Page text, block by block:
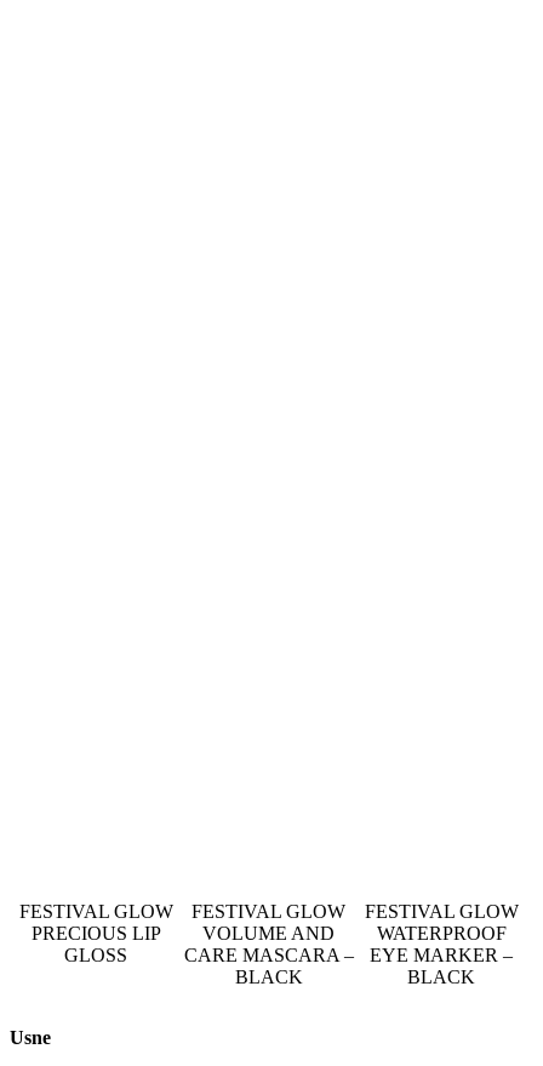
FESTIVAL GLOW
PRECIOUS LIP
GLOSS
FESTIVAL GLOW
VOLUME AND
CARE MASCARA –
BLACK
FESTIVAL GLOW
WATERPROOF
EYE MARKER –
BLACK
Usne